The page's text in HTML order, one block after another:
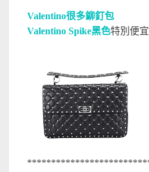
Valentino很多鉚釘包
Valentino Spike黑色特別便宜